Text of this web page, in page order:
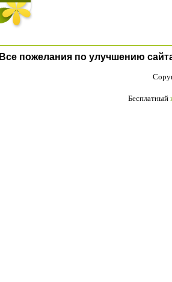
Все пожелания по улучшению
Бесплатный